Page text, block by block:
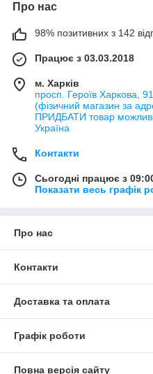
Про нас
98% позитивних з 142
Працює з 03.03.2018
м. Харків
просп. Героїв Харкова,
(фізичний магазин за
ПРИДБАТИ товар
Україна
Контакти
Сьогодні працює з
Показати весь графік
Про нас
Контакти
Доставка та оплата
Графік роботи
Повна версія сайту